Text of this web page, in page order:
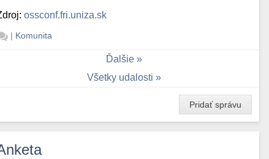
ossconf.fri.uniza.sk
| Komunita
Ďalšie
Všetky udalosti
Pridať správu